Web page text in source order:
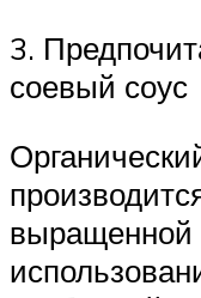
3.
соевый соус
выращенной